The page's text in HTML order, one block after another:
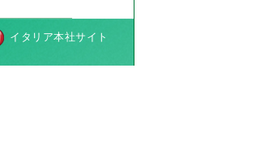
イタリア本社サイト